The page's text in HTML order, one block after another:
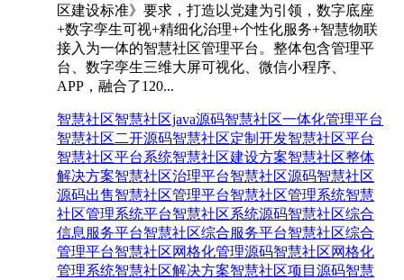
区建设标准》要求，打造以党建为引领，数字底座
+数字孪生可视+精细化治理+个性化服务+智慧物联
接入为一体的智慧社区管理平台。整体包含管理平
台、数字孪生三维大屏可视化、微信小程序、
APP，融合了120...
智慧社区智慧社区java源码智慧社区一体化管理平台
智慧社区二开源码智慧社区定制开发智慧社区平台
智慧社区平台系统智慧社区建设方案智慧社区整体
解决方案智慧社区治理平台智慧社区源码智慧社区
源码出售智慧社区管理平台智慧社区管理系统智慧
社区管理系统平台智慧社区系统源码智慧社区综合
信息服务平台智慧社区综合服务平台智慧社区综合
管理平台智慧社区网格化管理源码智慧社区网格化
管理系统智慧社区解决方案智慧社区项目源码智慧